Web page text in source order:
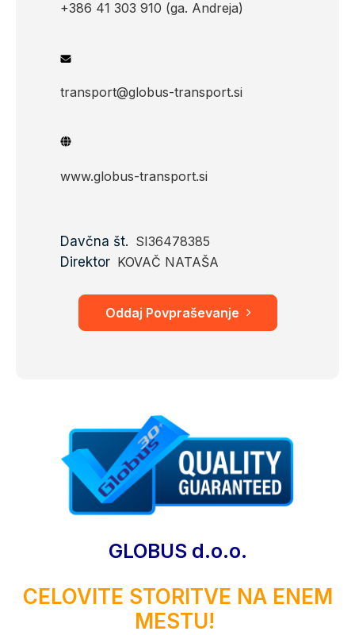
+386 41 303 910 (ga. Andreja)
transport@globus-transport.si
www.globus-transport.si
Davčna št. SI36478385
Direktor KOVAČ NATAŠA
Oddaj Povpraševanje
GLOBUS d.o.o.
CELOVITE STORITVE NA ENEM
MESTU!